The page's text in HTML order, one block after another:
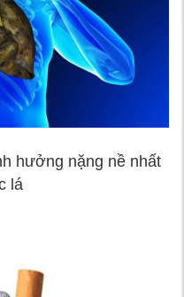
hưởng nặng nề nhất
lá